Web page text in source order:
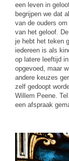
een leven in
begrijpen we dat
van de ouders
van het geloof.
je hebt het teken
iedereen is als
op latere leeftijd
opgevoed, maar
andere keuzes
zelf gedoopt
Willem Peene.
een afspraak